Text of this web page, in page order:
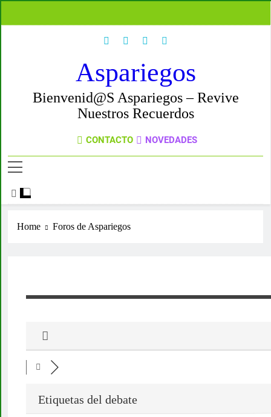
Aspariegos
Bienvenid@s Aspariegos – Revive
Nuestros Recuerdos
CONTACTO NOVEDADES
Home Foros de Aspariegos
Etiquetas del debate